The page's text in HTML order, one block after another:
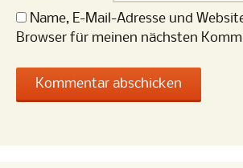
Name, E-Mail-Adresse und
Browser für meinen nächsten